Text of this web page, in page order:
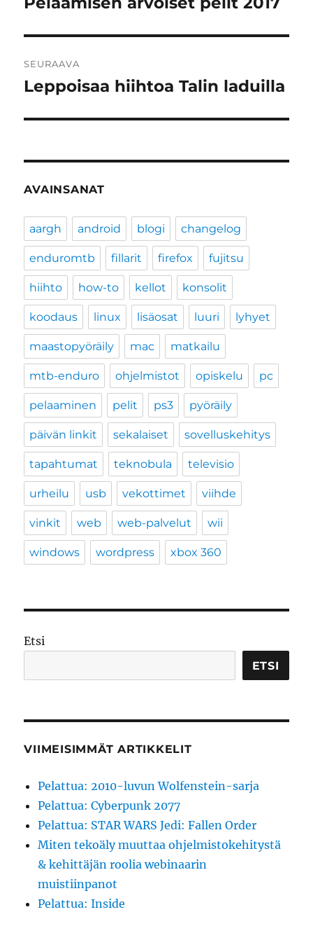
SEURAAVA
Seuraava
Leppoisaa hiihtoa Talin laduilla
AVAINSANAT
aargh android blogi changelog
enduromtb fillarit firefox fujitsu
hiihto how-to kellot konsolit
koodaus linux lisäosat luuri lyhyet
maastopyöräily mac matkailu
mtb-enduro ohjelmistot opiskelu pc
pelaaminen pelit ps3 pyöräily
päivän linkit sekalaiset sovelluskehitys
tapahtumat teknobula televisio
urheilu usb vekottimet viihde
vinkit web web-palvelut wii
windows wordpress xbox 360
Etsi
ETSI
VIIMEISIMMÄT ARTIKKELIT
Pelattua: 2010-luvun Wolfenstein-sarja
Pelattua: Cyberpunk 2077
Pelattua: STAR WARS Jedi: Fallen Order
Miten tekoäly muuttaa ohjelmistokehitystä
& kehittäjän roolia webinaarin
muistiinpanot
Pelattua: Inside